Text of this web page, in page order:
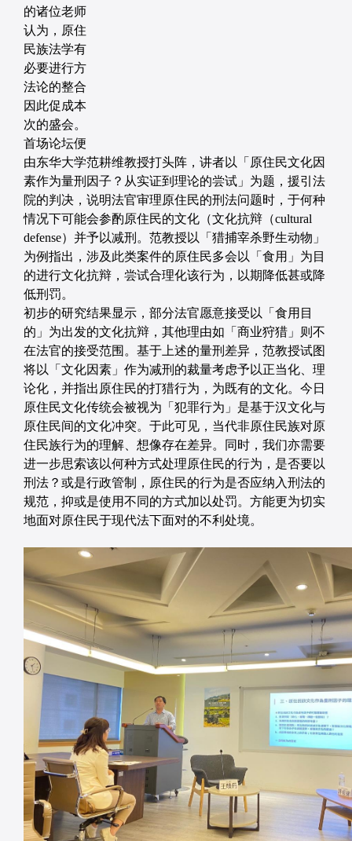
的诸位老师
认为，原住
民族法学有
必要进行方
法论的整合
因此促成本
次的盛会。
首场论坛便
由东华大学范耕维教授打头阵，讲者以「原住民文化因
素作为量刑因子？从实证到理论的尝试」为题，援引法
院的判决，说明法官审理原住民的刑法问题时，于何种
情况下可能会参酌原住民的文化（文化抗辩（cultural
defense）并予以减刑。范教授以「猎捕宰杀野生动物」
为例指出，涉及此类案件的原住民多会以「食用」为目
的进行文化抗辩，尝试合理化该行为，以期降低甚或降
低刑罚。
初步的研究结果显示，部分法官愿意接受以「食用目
的」为出发的文化抗辩，其他理由如「商业狩猎」则不
在法官的接受范围。基于上述的量刑差异，范教授试图
将以「文化因素」作为减刑的裁量考虑予以正当化、理
论化，并指出原住民的打猎行为，为既有的文化。今日
原住民文化传统会被视为「犯罪行为」是基于汉文化与
原住民间的文化冲突。于此可见，当代非原住民族对原
住民族行为的理解、想像存在差异。同时，我们亦需要
进一步思索该以何种方式处理原住民的行为，是否要以
刑法？或是行政管制，原住民的行为是否应纳入刑法的
规范，抑或是使用不同的方式加以处罚。方能更为切实
地面对原住民于现代法下面对的不利处境。